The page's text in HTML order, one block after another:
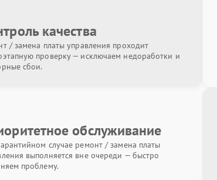
качества
/ замена платы управления проходит
проверку — исключаем недоработки и
сбои.
обслуживание
случае ремонт / замена платы
выполняется вне очереди — быстро
проблему.